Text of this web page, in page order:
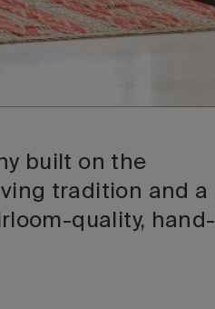
built on the
tradition and a
quality, hand-